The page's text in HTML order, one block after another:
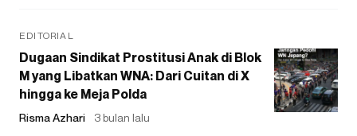
EDITORIAL
Dugaan Sindikat Prostitusi Anak di Blok
M yang Libatkan WNA: Dari Cuitan di X
hingga ke Meja Polda
Risma Azhari 3 bulan lalu